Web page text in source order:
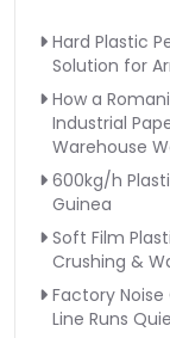
Hard Plastic
Solution for
How a
Industrial
Warehouse
600kg/h
Guinea
Soft Film
Crushing &
Factory Noise
Line Runs